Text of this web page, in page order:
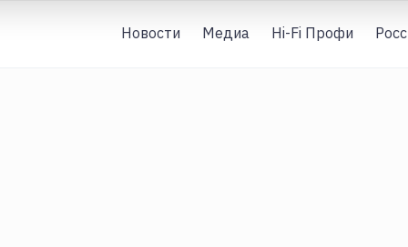
Новости Медиа Hi-Fi Профи